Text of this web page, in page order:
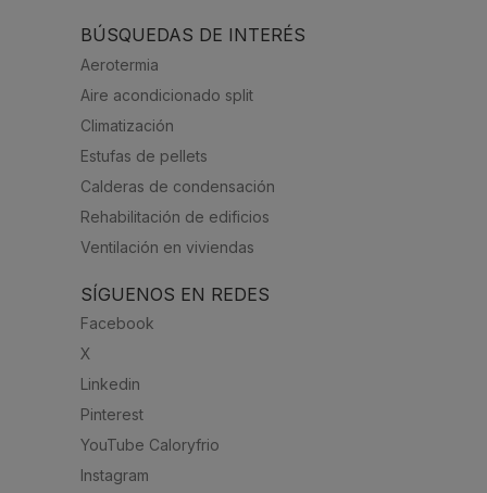
BÚSQUEDAS DE INTERÉS
Aerotermia
Aire acondicionado split
Climatización
Estufas de pellets
Calderas de condensación
Rehabilitación de edificios
Ventilación en viviendas
SÍGUENOS EN REDES
Facebook
X
Linkedin
Pinterest
YouTube Caloryfrio
Instagram